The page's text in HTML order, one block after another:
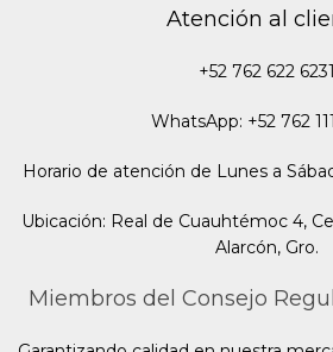
Atención al
+52 762 622 6231
WhatsApp: +52 762
Horario de atención de Lunes a
Ubicación: Real de Cuauhtémoc 4,
Alarcón, Gro.
Miembros del Consejo